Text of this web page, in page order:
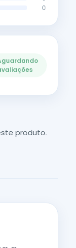
0
produto.